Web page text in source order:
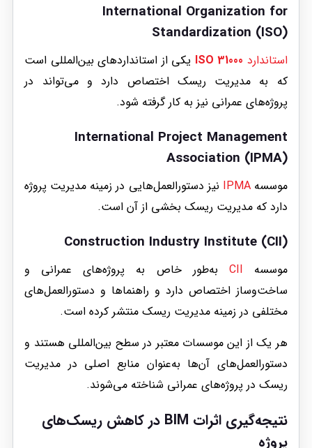
International Organization for
Standardization (ISO)
استاندارد ISO 31000 یکی از استانداردهای بین‌المللی است
که به مدیریت ریسک اختصاص دارد و می‌تواند در
پروژه‌های عمرانی نیز به کار گرفته شود.
International Project Management
Association (IPMA)
موسسهIPMA نیز دستورالعمل‌هایی در زمینه مدیریت پروژه
دارد که مدیریت ریسک بخشی از آن است.
Construction Industry Institute (CII)
موسسه CII به‌طور خاص به پروژه‌های عمرانی و
ساخت‌وساز اختصاص دارد و راهنماها و دستورالعمل‌های
مختلفی در زمینه مدیریت ریسک منتشر کرده است.
هر یک از این موسسات معتبر در سطح بین‌المللی هستند و
دستورالعمل‌های آن‌ها به‌عنوان منابع اصلی در مدیریت
ریسک در پروژه‌های عمرانی شناخته می‌شوند.
نتیجه‌گیری
اثرات BIM در کاهش ریسک‌های
پروژه